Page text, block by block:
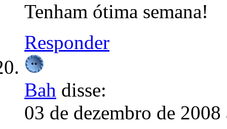
Tenham ótima semana!
Responder
Bah disse:
03 de dezembro de 2008